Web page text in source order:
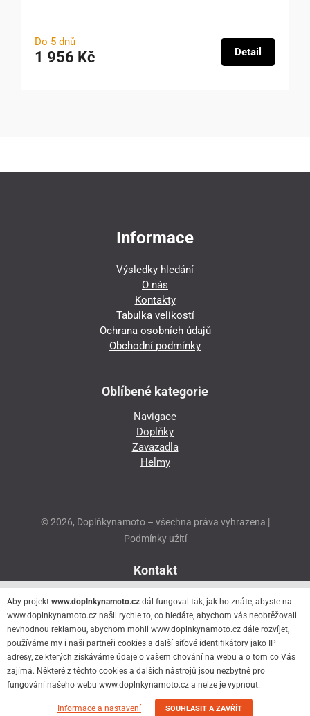
Do 5 dnů
1 956 Kč Detail
Informace
Výsledky hledání
O nás
Kontakty
Tabulka velikostí
Ochrana osobních údajů
Obchodní podmínky
Oblíbené kategorie
Navigace
Doplňky
Zavazadla
Helmy
© 2026, Doplňkynamoto – všechna práva vyhrazena |
Podmínky užití
Kontakt
Přeloučská 86
530 06 Pardubice - Staré Čivice
776 056 073
motorider.rf@seznam.cz
Aby projekt www.doplnkynamoto.cz dál fungoval tak, jak ho znáte, abyste na
www.doplnkynamoto.cz našli rychle to, co hledáte, abychom vás neobtěžovali
nevhodnou reklamou, abychom mohli www.doplnkynamoto.cz dále rozvíjet,
používáme my i naši partneři cookies a další síťové identifikátory jako IP
adresy, ze kterých získáváme údaje o vašem chování na webu a o tom co Vás
zajímá. Některé z těchto cookies a dalších nástrojů jsou nezbytné pro
fungování našeho webu www.doplnkynamoto.cz a nelze je vypnout.
Informace a nastavení SOUHLASIT A ZAVŘÍT